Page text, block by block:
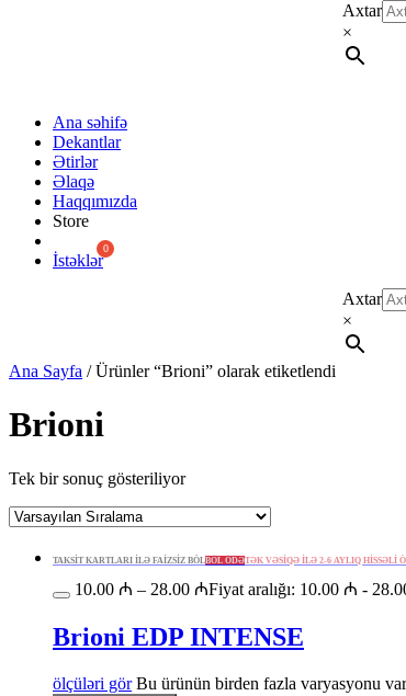
Axtar
×
Ana səhifə
Dekantlar
Ətirlər
Əlaqə
Haqqımızda
Store
İstəklər
Axtar
×
Ana Sayfa / Ürünler “Brioni” olarak etiketlendi
Brioni
Tek bir sonuç gösteriliyor
TAKSİT KARTLARI İLƏ FAİZSİZ BÖLBÖL ÖDƏTƏK VƏSİQƏ İLƏ 2-6 AYLIQ HİSSƏLİ
10.00 ₼ – 28.00 ₼Fiyat aralığı: 10.00 ₼ -
Brioni EDP INTENSE
ölçüləri gör Bu ürünün birden fazla varyasyonu